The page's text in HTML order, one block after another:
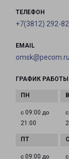
ТЕЛЕФОН
+7(3812) 292-
EMAIL
omsk@pecom.ru
ГРАФИК РАБОТЫ
с 09:00 до
21:00
с 09:00 до